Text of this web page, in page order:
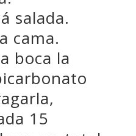
salada.
cama.
boca la
15